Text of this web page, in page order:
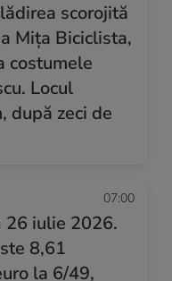
scorojită
Mița Biciclista,
costumele
Locul
după zeci de
07:00
26 iulie 2026.
8,61
la 6/49,